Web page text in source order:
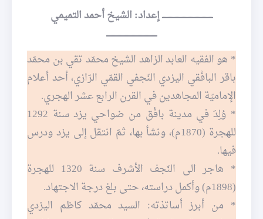
ـــــــــــــــــــــــــــــــــــــــــــ إعداد: الشيخ أحمد التميمي
ـــــــــــــــــــــــــــــــــــــــــــ
* هو الفقيه العابد الزاهد الشيخ محمّد تقي بن محمّد
باقر البافْقي اليزدي النّجفي القمّي الرّازي، أحد أعلام
الإماميّة المجاهدين في القرن الرابع عشر الهجري.
* وُلِدَ في مدينة بافْق من ضواحي يزد سنة 1292
للهجرة (1870م)، ونشأ بها، ثمّ انتقل إلى يزد ودرس
فيها.
* هاجر الى النّجف الأشرف سنة 1320 للهجرة
(1898م) وأكمل دراسته، حتى بلغ درجة الاجتهاد.
* من أبرز أساتذته: السيد محمّد كاظم اليزدي